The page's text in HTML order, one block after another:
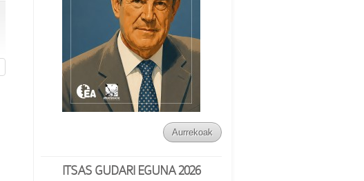
Aurrekoak
ITSAS GUDARI EGUNA 2026